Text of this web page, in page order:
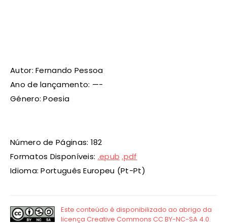
Autor: Fernando Pessoa
Ano de lançamento: —-
Género: Poesia
Número de Páginas: 182
Formatos Disponíveis: .epub .pdf
Idioma: Português Europeu (Pt-Pt)